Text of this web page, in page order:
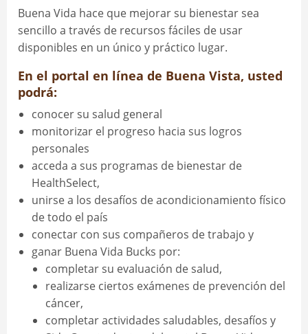
Buena Vida hace que mejorar su bienestar sea
sencillo a través de recursos fáciles de usar
disponibles en un único y práctico lugar.
En el portal en línea de Buena Vista, usted
podrá:
conocer su salud general
monitorizar el progreso hacia sus logros
personales
acceda a sus programas de bienestar de
HealthSelect,
unirse a los desafíos de acondicionamiento físico
de todo el país
conectar con sus compañeros de trabajo y
ganar Buena Vida Bucks por:
completar su evaluación de salud,
realizarse ciertos exámenes de prevención del
cáncer,
completar actividades saludables, desafíos y